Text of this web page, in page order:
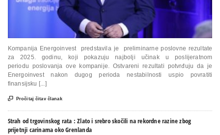
Kompanija Energoinvest predstavila je preliminarne poslovne rezultate
za 2025. godinu, koji pokazuju najbolji učinak u poslijeratnom
periodu poslovanja ove kompanije. Ostvareni rezultati potvrđuju da je
Energoinvest nakon dugog perioda nestabilnosti uspio povratiti
finansijsku [...]
 Pročitaj čitav članak
Strah od trgovinskog rata : Zlato i srebro skočili na rekordne razine zbog
prijetnji carinama oko Grenlanda